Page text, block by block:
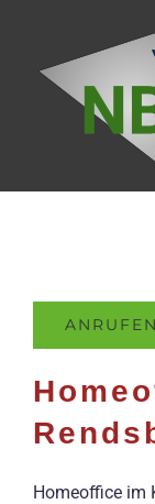
springen
ANRUFEN
Homeoffice im